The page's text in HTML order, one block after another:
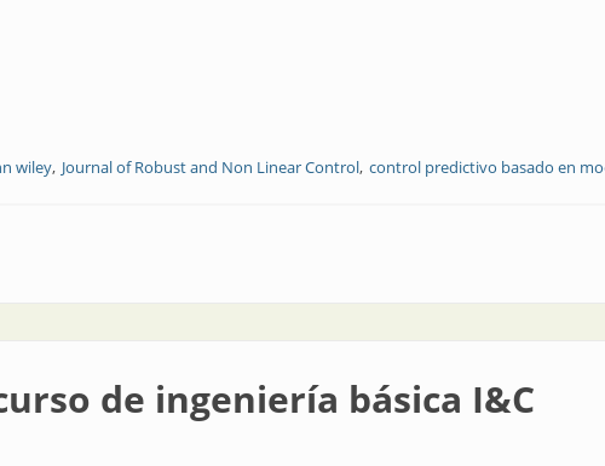
wiley Journal of Robust and Non Linear Control control predictivo basado en
sobre machine learning y control predictivo basado en modelos
de ingeniería básica I&C